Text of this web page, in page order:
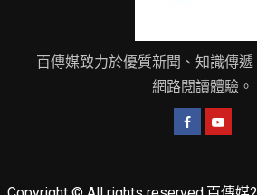
百傳媒致力於優質新聞、知識傳
網路閱讀體驗。